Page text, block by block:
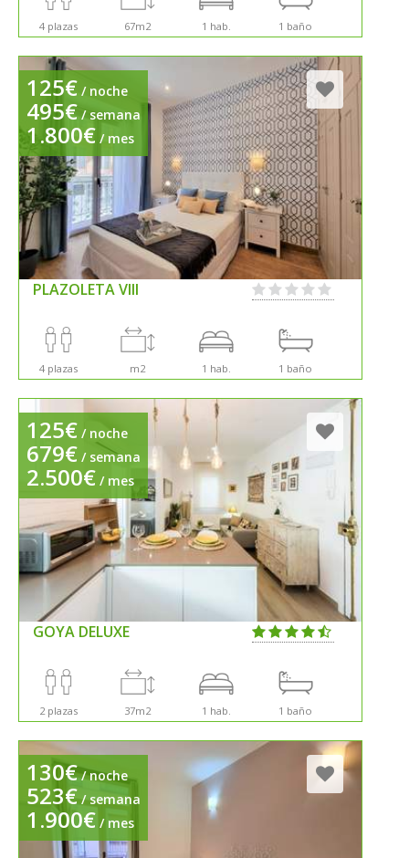
4 plazas 67m2 1 hab. 1 baño
125€ / noche
495€ / semana
1.800€ / mes
PLAZOLETA VIII
4 plazas m2 1 hab. 1 baño
125€ / noche
679€ / semana
2.500€ / mes
GOYA DELUXE
2 plazas 37m2 1 hab. 1 baño
130€ / noche
523€ / semana
1.900€ / mes